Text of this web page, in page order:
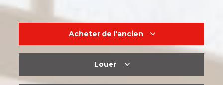
Acheter de l'ancien
Louer